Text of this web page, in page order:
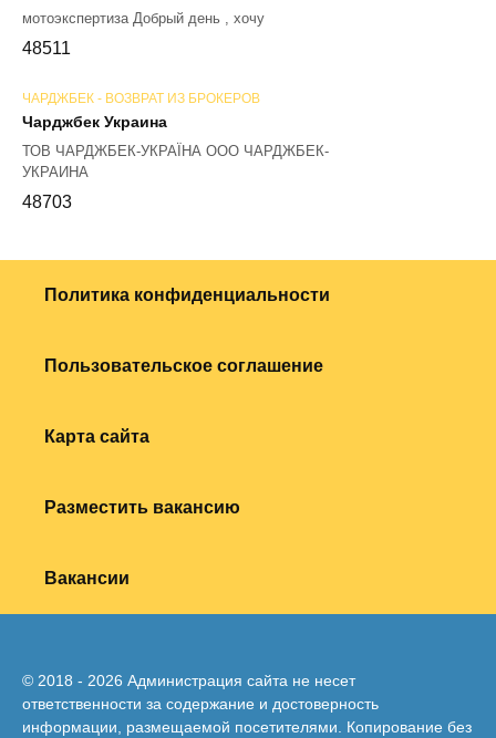
мотоэкспертиза Добрый день , хочу
48511
ЧАРДЖБЕК - ВОЗВРАТ ИЗ БРОКЕРОВ
Чарджбек Украина
ТОВ ЧАРДЖБЕК-УКРАЇНА ООО ЧАРДЖБЕК-
УКРАИНА
48703
Политика конфиденциальности
Пользовательское соглашение
Карта сайта
Разместить вакансию
Вакансии
© 2018 - 2026 Администрация сайта не несет
ответственности за содержание и достоверность
информации, размещаемой посетителями. Копирование без